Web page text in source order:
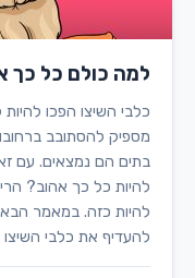
למה כולם כל כך
כלבי השיצו הפכו
מספיק להסתובב
בתים הם נמצאים. עם
להיות כל כך אהוב? הרי
להיות כזה. במאמר
להעדיף את כלבי